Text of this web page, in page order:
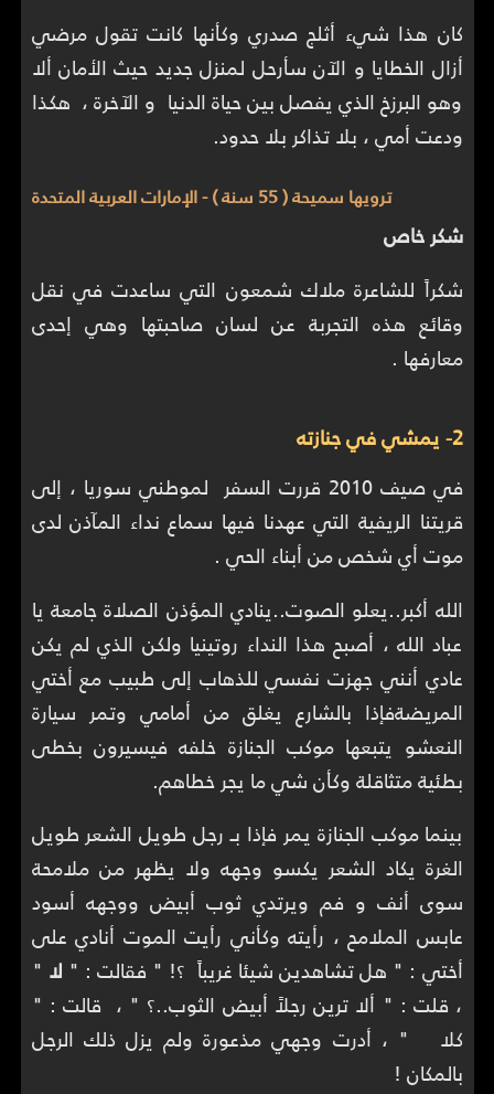
كان هذا شيء أثلج صدري وكأنها كانت تقول مرضي
أزال الخطايا و الآن سأرحل لمنزل جديد حيث الأمان ألا
وهو البرزخ الذي يفصل بين حياة الدنيا و الآخرة ، هكذا
ودعت أمي ، بلا تذاكر بلا حدود.
ترويها سميحة ( 55 سنة ) - الإمارات العربية المتحدة
شكر خاص
شكراً للشاعرة ملاك شمعون التي ساعدت في نقل
وقائع هذه التجربة عن لسان صاحبتها وهي إحدى
معارفها .
2- يمشي في جنازته
في صيف 2010 قررت السفر لموطني سوريا ، إلى
قريتنا الريفية التي عهدنا فيها سماع نداء المآذن لدى
موت أي شخص من أبناء الحي .
الله أكبر..يعلو الصوت..ينادي المؤذن الصلاة جامعة يا
عباد الله ، أصبح هذا النداء روتينيا ولكن الذي لم يكن
عادي أنني جهزت نفسي للذهاب إلى طبيب مع أختي
المريضةفإذا بالشارع يغلق من أمامي وتمر سيارة
النعشو يتبعها موكب الجنازة خلفه فيسيرون بخطى
بطئية متثاقلة وكأن شي ما يجر خطاهم.
بينما موكب الجنازة يمر فإذا بـ رجل طويل الشعر طويل
الغرة يكاد الشعر يكسو وجهه ولا يظهر من ملامحة
سوى أنف و فم ويرتدي ثوب أبيض ووجهه أسود
عابس الملامح ، رأيته وكأني رأيت الموت أنادي على
أختي : " هل تشاهدين شيئا غريباً ؟! " فقالت : " لا "
، قلت : " ألا ترين رجلاً أبيض الثوب..؟ " ، قالت : "
كلا " ، أدرت وجهي مذعورة ولم يزل ذلك الرجل
بالمكان !